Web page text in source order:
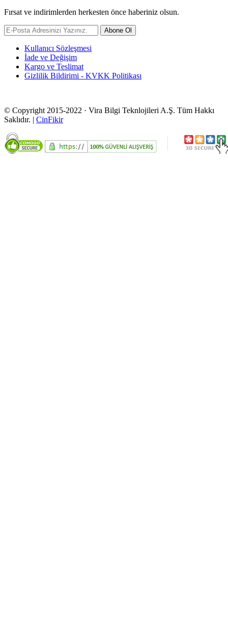
Fırsat ve indirimlerden herkesten önce haberiniz olsun.
Abone Ol
Kullanıcı Sözleşmesi
İade ve Değişim
Kargo ve Teslimat
Gizlilik Bildirimi - KVKK Politikası
© Copyright 2015-2022 · Vira Bilgi Teknlojileri A.Ş. Tüm Hakkı
Saklıdır. | CinFikir